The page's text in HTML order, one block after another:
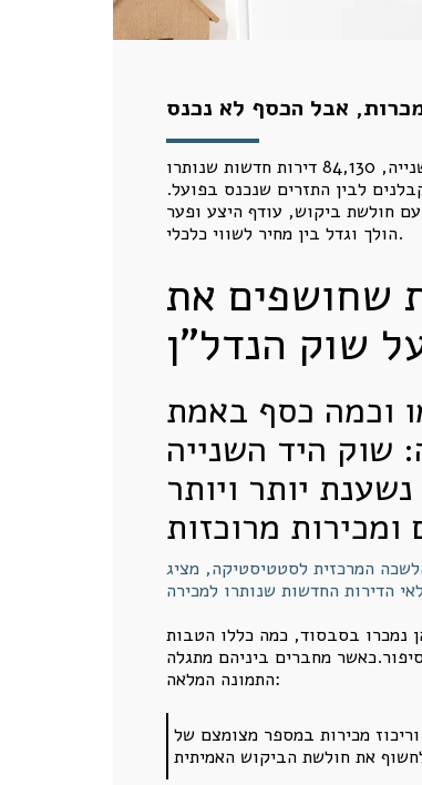
אבל הכסף לא נכנס
שני דוחות רשמיים של הלמ"ס ומשרד האוצר חושפים את מצב שוק הדיור בישראל במאי 2026: ירידה חדה בעסקאות יד שנייה, 84,130 דירות חדשות שנותרו
שקל בין התמורה החוזית של הקבלנים לבין התזרים שנכנס בפועל.
חולשת ביקוש, עודף היצע ופער
הולך וגדל בין מחיר לשווי כלכלי.
שחושפים את
שוק הנדל"ן
וכמה כסף באמת
שוק היד השנייה
יותר ויותר
המרכזית לסטטיסטיקה, מציג
נמכרו בסבסוד, כמה כללו הטבות
מחברים ביניהם מתגלה
התמונה המלאה:
מכירות במספר מצומצם של